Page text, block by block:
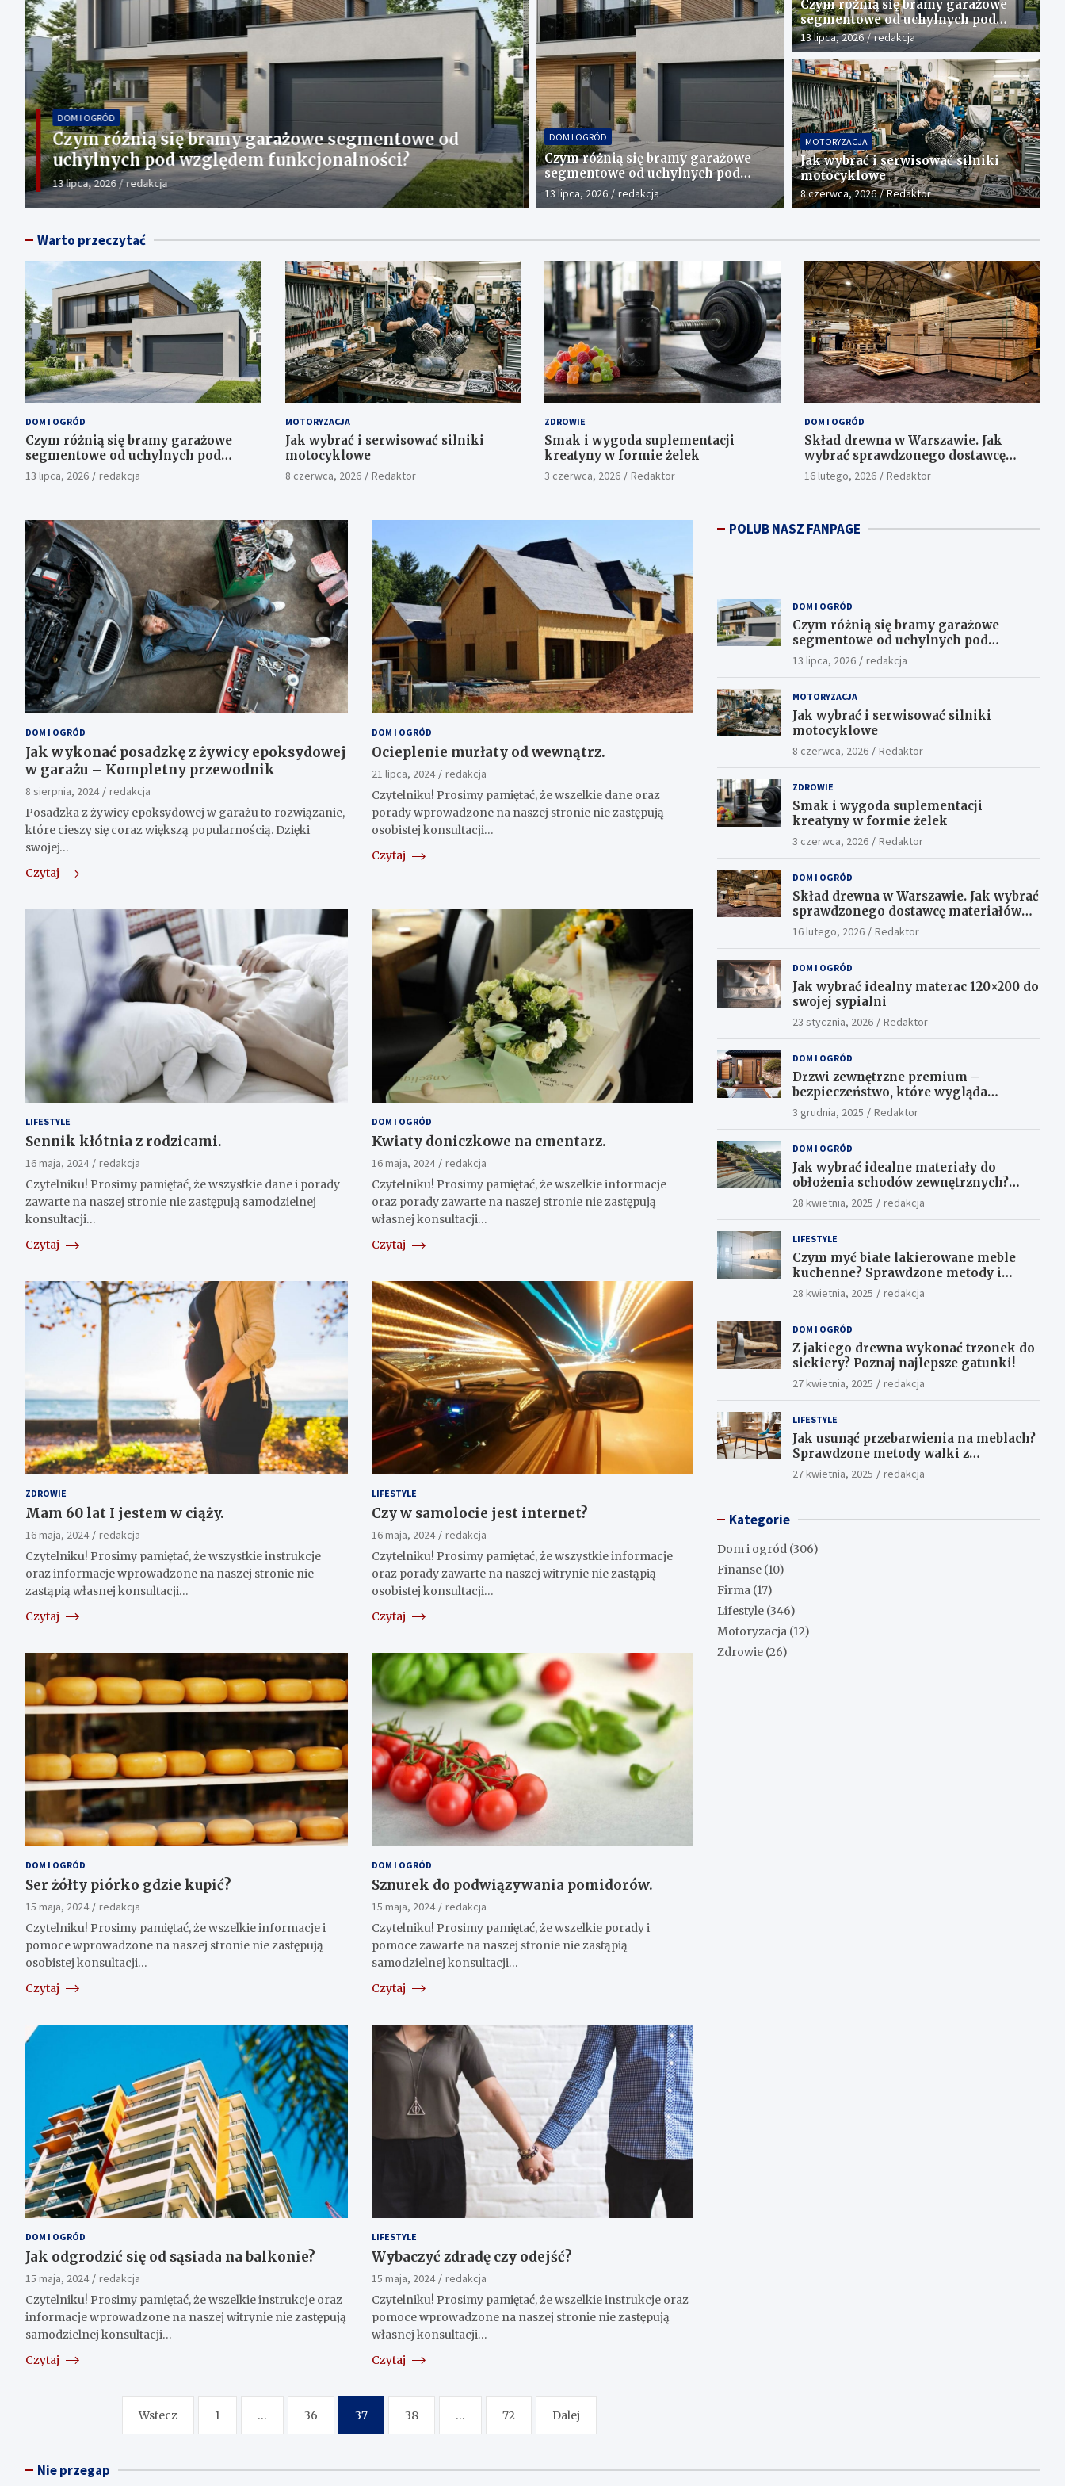
MOTORYZACJA
Jak wybrać i serwisować silniki motocyklowe
8 czerwca, 2026 Redaktor
ZDROWIE
Smak i wygoda suplementacji kreatyny w formie
żelek
3 czerwca, 2026 Redaktor
DOM I OGRÓD
Czym różnią się bramy garażowe
segmentowe od uchylnych pod
względem funkcjonalności?
13 lipca, 2026 redakcja
Czym różnią się bramy garażowe
segmentowe od uchylnych pod
względem funkcjonalności?
13 lipca, 2026 redakcja
MOTORYZACJA
Jak wybrać i serwisować silniki
motocyklowe
8 czerwca, 2026 Redaktor
Warto przeczytać
DOM I OGRÓD
Czym różnią się bramy garażowe
segmentowe od uchylnych pod
względem funkcjonalności?
13 lipca, 2026 redakcja
MOTORYZACJA
Jak wybrać i serwisować silniki
motocyklowe
8 czerwca, 2026 Redaktor
ZDROWIE
Smak i wygoda suplementacji
kreatyny w formie żelek
3 czerwca, 2026 Redaktor
DOM I OGRÓD
Skład drewna w Warszawie. Jak
wybrać sprawdzonego dostawcę
materiałów konstrukcyjnych?
16 lutego, 2026 Redaktor
DOM I OGRÓD
Jak wykonać posadzkę z żywicy epoksydowej
w garażu – Kompletny przewodnik
8 sierpnia, 2024
redakcja
Posadzka z żywicy epoksydowej w garażu to rozwiązanie,
które cieszy się coraz większą popularnością. Dzięki
swojej…
Czytaj
DOM I OGRÓD
Ocieplenie murłaty od wewnątrz.
21 lipca, 2024
redakcja
Czytelniku! Prosimy pamiętać, że wszelkie dane oraz
porady wprowadzone na naszej stronie nie zastępują
osobistej konsultacji…
Czytaj
LIFESTYLE
Sennik kłótnia z rodzicami.
16 maja, 2024
redakcja
Czytelniku! Prosimy pamiętać, że wszystkie dane i porady
zawarte na naszej stronie nie zastępują samodzielnej
konsultacji…
Czytaj
DOM I OGRÓD
Kwiaty doniczkowe na cmentarz.
16 maja, 2024
redakcja
Czytelniku! Prosimy pamiętać, że wszelkie informacje
oraz porady zawarte na naszej stronie nie zastępują
własnej konsultacji…
Czytaj
ZDROWIE
Mam 60 lat I jestem w ciąży.
16 maja, 2024
redakcja
Czytelniku! Prosimy pamiętać, że wszystkie instrukcje
oraz informacje wprowadzone na naszej stronie nie
zastąpią własnej konsultacji…
Czytaj
LIFESTYLE
Czy w samolocie jest internet?
16 maja, 2024
redakcja
Czytelniku! Prosimy pamiętać, że wszystkie informacje
oraz porady zawarte na naszej witrynie nie zastąpią
osobistej konsultacji…
Czytaj
DOM I OGRÓD
Ser żółty piórko gdzie kupić?
15 maja, 2024
redakcja
Czytelniku! Prosimy pamiętać, że wszelkie informacje i
pomoce wprowadzone na naszej stronie nie zastępują
osobistej konsultacji…
Czytaj
DOM I OGRÓD
Sznurek do podwiązywania pomidorów.
15 maja, 2024
redakcja
Czytelniku! Prosimy pamiętać, że wszelkie porady i
pomoce zawarte na naszej stronie nie zastąpią
samodzielnej konsultacji…
Czytaj
DOM I OGRÓD
Jak odgrodzić się od sąsiada na balkonie?
15 maja, 2024
redakcja
Czytelniku! Prosimy pamiętać, że wszelkie instrukcje oraz
informacje wprowadzone na naszej witrynie nie zastępują
samodzielnej konsultacji…
Czytaj
LIFESTYLE
Wybaczyć zdradę czy odejść?
15 maja, 2024
redakcja
Czytelniku! Prosimy pamiętać, że wszelkie instrukcje oraz
pomoce wprowadzone na naszej stronie nie zastępują
własnej konsultacji…
Czytaj
Nawigacja
wpisach
Wstecz 1 … 36 37 38 … 72 Dalej
POLUB NASZ FANPAGE
DOM I OGRÓD
Czym różnią się bramy garażowe
segmentowe od uchylnych pod
względem funkcjonalności?
13 lipca, 2026 redakcja
MOTORYZACJA
Jak wybrać i serwisować silniki
motocyklowe
8 czerwca, 2026 Redaktor
ZDROWIE
Smak i wygoda suplementacji
kreatyny w formie żelek
3 czerwca, 2026 Redaktor
DOM I OGRÓD
Skład drewna w Warszawie. Jak wybrać
sprawdzonego dostawcę materiałów
konstrukcyjnych?
16 lutego, 2026 Redaktor
DOM I OGRÓD
Jak wybrać idealny materac 120×200 do
swojej sypialni
23 stycznia, 2026 Redaktor
DOM I OGRÓD
Drzwi zewnętrzne premium –
bezpieczeństwo, które wygląda
ekskluzywnie
3 grudnia, 2025 Redaktor
DOM I OGRÓD
Jak wybrać idealne materiały do
obłożenia schodów zewnętrznych?
Praktyczne porady i inspiracje
28 kwietnia, 2025 redakcja
LIFESTYLE
Czym myć białe lakierowane meble
kuchenne? Sprawdzone metody i
skuteczne środki
28 kwietnia, 2025 redakcja
DOM I OGRÓD
Z jakiego drewna wykonać trzonek do
siekiery? Poznaj najlepsze gatunki!
27 kwietnia, 2025 redakcja
LIFESTYLE
Jak usunąć przebarwienia na meblach?
Sprawdzone metody walki z
uciążliwymi plamami!
27 kwietnia, 2025 redakcja
Kategorie
Dom i ogród (306)
Finanse (10)
Firma (17)
Lifestyle (346)
Motoryzacja (12)
Zdrowie (26)
Nie przegap